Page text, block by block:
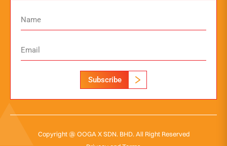
Subscribe
Copyright @ OOGA X SDN. BHD. All Right Reserved